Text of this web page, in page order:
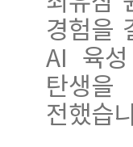
경험을
AI 육
탄생
전했습